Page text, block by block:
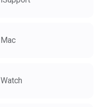
Mac
Watch